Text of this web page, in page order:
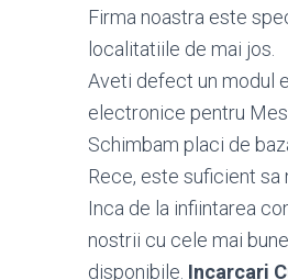
Firma noastra este
localitatiile de mai jos.
Aveti defect un modul
electronice pentru
Schimbam placi de
Rece, este suficient sa
Inca de la infiintarea
nostrii cu cele mai
disponibile. Incarcari